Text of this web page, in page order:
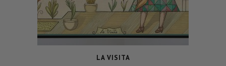
LA VISITA